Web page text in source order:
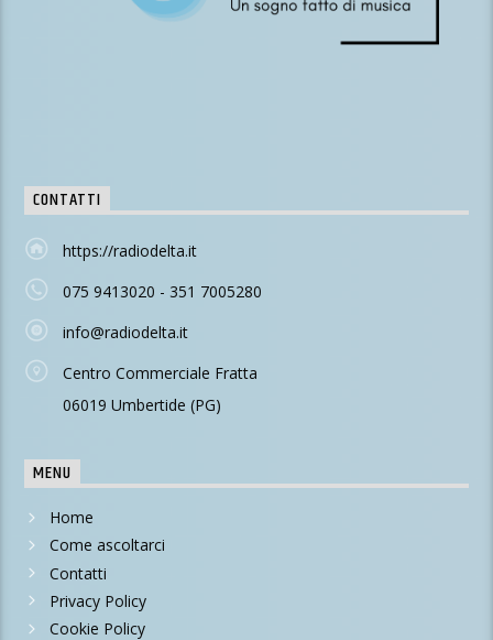
CONTATTI
https://radiodelta.it
075 9413020 - 351 7005280
info@radiodelta.it
Centro Commerciale Fratta
06019 Umbertide (PG)
MENU
Home
Come ascoltarci
Contatti
Privacy Policy
Cookie Policy